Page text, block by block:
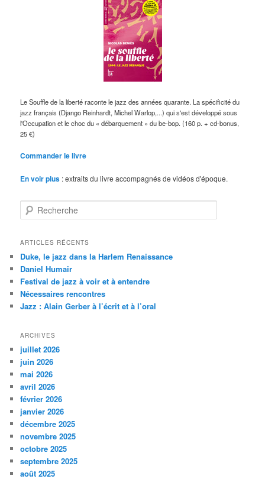
Le Souffle de la liberté raconte le jazz des années quarante. La spécificité du
jazz français (Django Reinhardt, Michel Warlop,...) qui s'est développé sous
l'Occupation et le choc du « débarquement » du be-bop. (160 p. + cd-bonus,
25 €)
Commander le livre
En voir plus : extraits du livre accompagnés de vidéos d'époque.
e
h
r
c
h
e
ARTICLES RÉCENTS
Duke, le jazz dans la Harlem Renaissance
Daniel Humair
Festival de jazz à voir et à entendre
Nécessaires rencontres
Jazz : Alain Gerber à l’écrit et à l’oral
ARCHIVES
juillet 2026
juin 2026
mai 2026
avril 2026
février 2026
janvier 2026
décembre 2025
novembre 2025
octobre 2025
septembre 2025
août 2025